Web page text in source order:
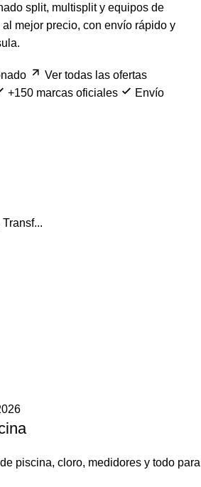
split, multisplit y equipos de
mejor precio, con envío rápido y
Ver todas las ofertas
+150 marcas oficiales
Envío
piscina, cloro, medidores y todo para